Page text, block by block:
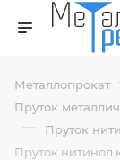
Металлопрокат
Пруток
— Пруток
Пруток нитинол